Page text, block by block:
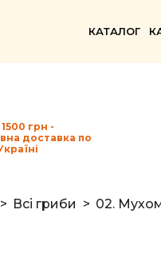
КАТАЛОГ
1500 грн -
доставка по
Всі гриби 02.